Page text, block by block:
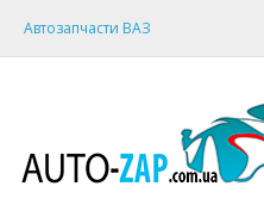
Автозапчасти ВАЗ